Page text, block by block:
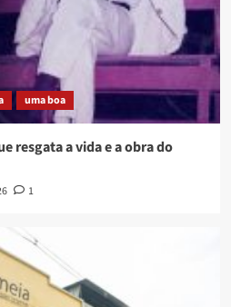
uma boa
resgata a vida e a obra do
1